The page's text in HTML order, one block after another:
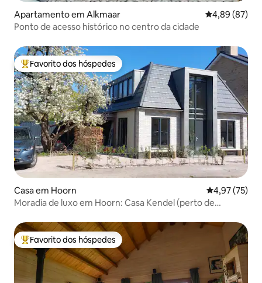
Apartamento em Alkmaar Classificação
4,89 (87)
Ponto de acesso histórico no centro da cidade
Favoritos dos hóspedes mais apreciados
Favorito dos hóspedes
Casa em Hoorn Classificação
4,97 (75)
Moradia de luxo em Hoorn: Casa Kendel (perto de
Favoritos dos hóspedes mais apreciados
Favorito dos hóspedes